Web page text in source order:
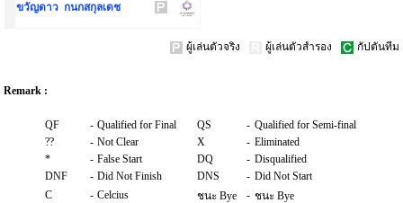
ขวัญดาว กนกสกุลเดช
ผู้เล่นตัวจริง ผู้เล่นตัวสำรอง กัปตันทีม
Remark :
QF - Qualified for Final QS - Qualified for Semi-final
??
- Not Clear X - Eliminated
*
- False Start DQ - Disqualified
DNF
- Did Not Finish DNS - Did Not Start
C
- Celcius ชนะ Bye - ชนะ Bye